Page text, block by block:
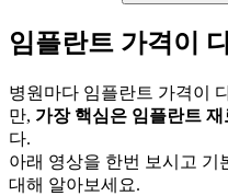
임플란트 가격이
병원마다 임플란트 가격이
만, 가장 핵심은 임플란트 재
다.
아래 영상을 한번 보시고 기
대해 알아보세요.